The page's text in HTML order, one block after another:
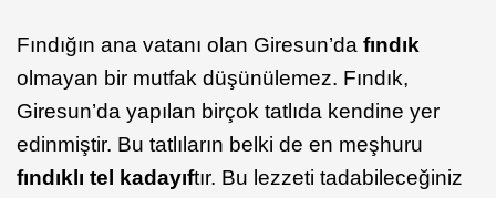
Fındığın ana vatanı olan Giresun’da fındık
olmayan bir mutfak düşünülemez. Fındık,
Giresun’da yapılan birçok tatlıda kendine yer
edinmiştir. Bu tatlıların belki de en meşhuru
fındıklı tel kadayıftır. Bu lezzeti tadabileceğiniz